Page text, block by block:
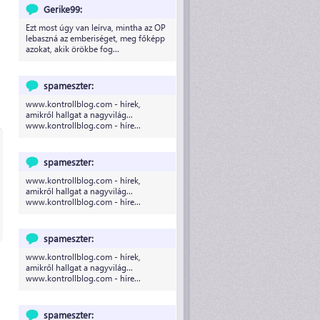
Gerike99:
Ezt most úgy van leírva, mintha az OP
lebaszná az emberiséget, meg főképp
azokat, akik örökbe fog...
spameszter:
www.kontrollblog.com - hírek,
amikről hallgat a nagyvilág...
www.kontrollblog.com - híre...
spameszter:
www.kontrollblog.com - hírek,
amikről hallgat a nagyvilág...
www.kontrollblog.com - híre...
spameszter:
www.kontrollblog.com - hírek,
amikről hallgat a nagyvilág...
www.kontrollblog.com - híre...
spameszter: